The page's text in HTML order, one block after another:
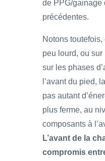
de PPG/gainage
précédentes.
Notons
peu lourd, ou
sur les phases
l’avant du pied,
pas autant
plus ferme, au
composants à
L’avant de la
compromis